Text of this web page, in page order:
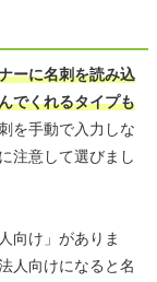
ーに名刺を読み込
でくれるタイプも
を手動で入力しな
注意して選びまし
向け」がありま
人向けになると名